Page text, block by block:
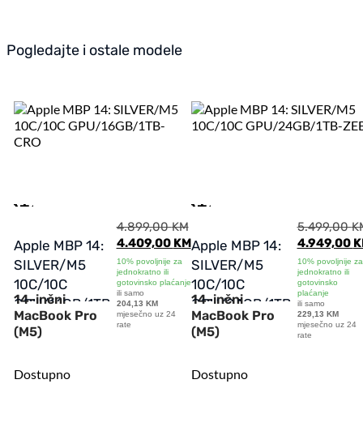
Pogledajte i ostale modele
Apple MBP 14:
SILVER/M5
10C/10C
GPU/16GB/1TB-
CRO
14-inčni
MacBook Pro
(M5)
4.899,00KM
4.409,00 KM
10% povoljnije za
jednokratno ili
gotovinsko plaćanje
ili samo
204,13 KM
mjesečno uz 24
rate
Dostupno
Apple MBP 14:
SILVER/M5
10C/10C
GPU/24GB/1TB-
ZEE
14-inčni
MacBook Pro
(M5)
5.499,00
4.949,00
10% povoljnije za
jednokratno ili
gotovinsko
plaćanje
ili samo
229,13 KM
mjesečno uz 24
rate
Dostupno